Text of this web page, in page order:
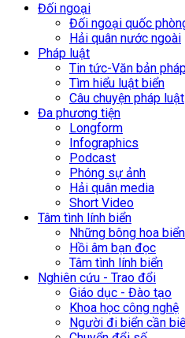
Đối ngoại
Đối ngoại quốc
Hải quân nước ngoài
Pháp luật
Tin tức-Văn bản
Tìm hiểu luật biển
Câu chuyện pháp luật
Đa phương tiện
Longform
Infographics
Podcast
Phóng sự ảnh
Hải quân media
Short Video
Tâm tình lính biển
Những bông hoa biển
Hồi âm bạn đọc
Tâm tình lính biển
Nghiên cứu - Trao đổi
Giáo dục - Đào tạo
Khoa học công nghệ
Người đi biển cần